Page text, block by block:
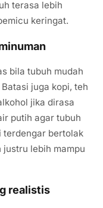
terasa lebih
keringat.
bila tubuh mudah
juga kopi, teh
jika dirasa
putih agar tubuh
terdengar bertolak
lebih mampu
realistis